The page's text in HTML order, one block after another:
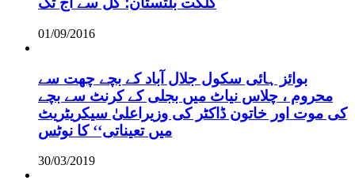
01/09/2016
بوائز ہائی سکول جلال آباد کے بچے چھت سے
محروم ، چلاس نیاٹ میں بجلی کے کرنٹ سے بچے
کی موت اور خاتون ڈاکٹر کی وزیراعلیٰ سیکریٹریٹ
میں تعیناتی‘‘ کا نوٹس
30/03/2019